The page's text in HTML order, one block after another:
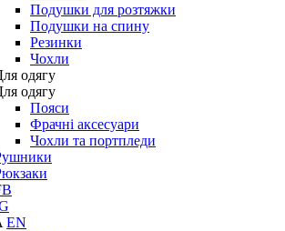
Подушки для розтяжки
Подушки на спину
Резинки
Чохли
одягу
одягу
Пояси
Фрачні аксесуари
Чохли та портпледи
EN